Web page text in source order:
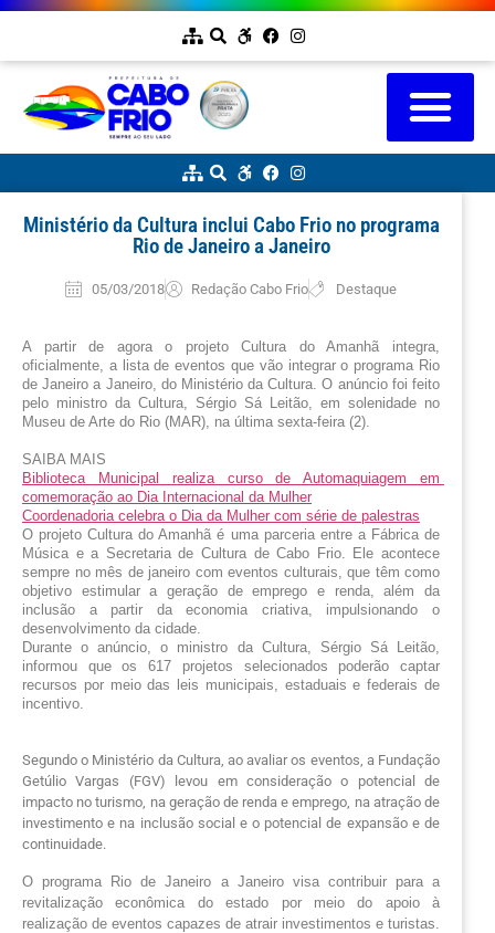
Ministério da Cultura inclui Cabo Frio no programa
Rio de Janeiro a Janeiro
05/03/2018 Redação Cabo Frio Destaque
A partir de agora o projeto Cultura do Amanhã integra,
oficialmente, a lista de eventos que vão integrar o programa Rio
de Janeiro a Janeiro, do Ministério da Cultura. O anúncio foi feito
pelo ministro da Cultura, Sérgio Sá Leitão, em solenidade no
Museu de Arte do Rio (MAR), na última sexta-feira (2).
SAIBA MAIS
Biblioteca Municipal realiza curso de Automaquiagem em
comemoração ao Dia Internacional da Mulher
Coordenadoria celebra o Dia da Mulher com série de palestras
O projeto Cultura do Amanhã é uma parceria entre a Fábrica de
Música e a Secretaria de Cultura de Cabo Frio. Ele acontece
sempre no mês de janeiro com eventos culturais, que têm como
objetivo estimular a geração de emprego e renda, além da
inclusão a partir da economia criativa, impulsionando o
desenvolvimento da cidade.
Durante o anúncio, o ministro da Cultura, Sérgio Sá Leitão,
informou que os 617 projetos selecionados poderão captar
recursos por meio das leis municipais, estaduais e federais de
incentivo.
Segundo o Ministério da Cultura, ao avaliar os eventos, a Fundação
Getúlio Vargas (FGV) levou em consideração o potencial de
impacto no turismo, na geração de renda e emprego, na atração de
investimento e na inclusão social e o potencial de expansão e de
continuidade.
O programa Rio de Janeiro a Janeiro visa contribuir para a
revitalização econômica do estado por meio do apoio à
realização de eventos capazes de atrair investimentos e turistas.